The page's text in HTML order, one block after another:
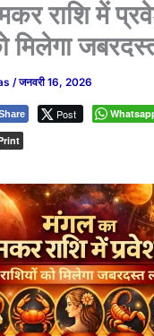
राशि में
मिलेगा
/जनवरी 16, 2026
Post